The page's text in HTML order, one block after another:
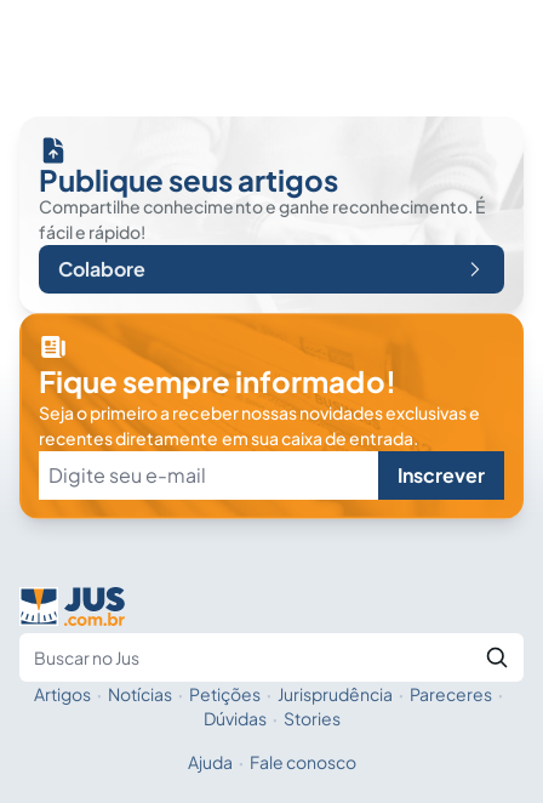
Publique seus artigos
Compartilhe conhecimento e ganhe reconhecimento. É
fácil e rápido!
Colabore
Fique sempre informado!
Seja o primeiro a receber nossas novidades exclusivas e
recentes diretamente em sua caixa de entrada.
Inscrever
Fale com a IA
Artigos · Notícias · Petições · Jurisprudência · Pareceres ·
Dúvidas · Stories
Ajuda · Fale conosco